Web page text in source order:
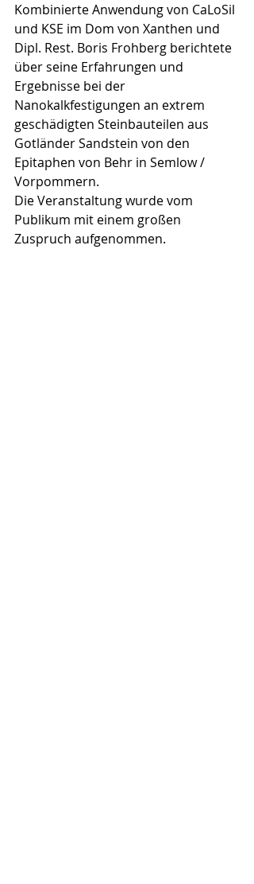
Kombinierte Anwendung von CaLoSil
und KSE im Dom von Xanthen und
Dipl. Rest. Boris Frohberg berichtete
über seine Erfahrungen und
Ergebnisse bei der
Nanokalkfestigungen an extrem
geschädigten Steinbauteilen aus
Gotländer Sandstein von den
Epitaphen von Behr in Semlow /
Vorpommern.
Die Veranstaltung wurde vom
Publikum mit einem großen
Zuspruch aufgenommen.